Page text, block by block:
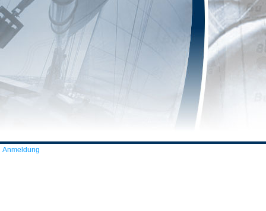
Anmeldung